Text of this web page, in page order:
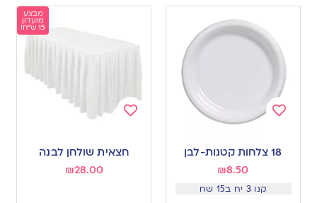
18 צלחות קטנות-לבן
₪8.50
קנו 3 יח ב15 שח
מבצע
מועדון
15 ש"ח!
חצאית שולחן לבנה
₪28.00